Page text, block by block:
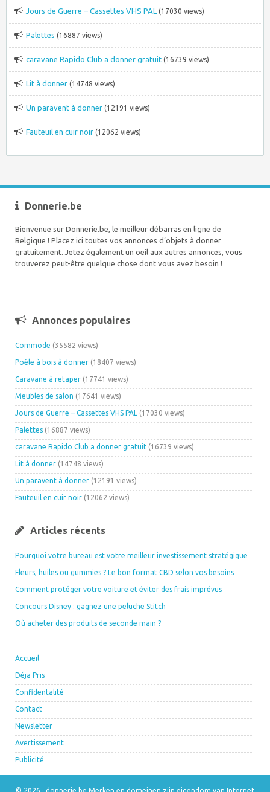
Jours de Guerre – Cassettes VHS PAL (17030 views)
Palettes (16887 views)
caravane Rapido Club a donner gratuit (16739 views)
Lit à donner (14748 views)
Un paravent à donner (12191 views)
Fauteuil en cuir noir (12062 views)
Donnerie.be
Bienvenue sur Donnerie.be, le meilleur débarras en ligne de
Belgique ! Placez ici toutes vos annonces d’objets à donner
gratuitement. Jetez également un oeil aux autres annonces, vous
trouverez peut-être quelque chose dont vous avez besoin !
Annonces populaires
Commode (35582 views)
Poêle à bois à donner (18407 views)
Caravane à retaper (17741 views)
Meubles de salon (17641 views)
Jours de Guerre – Cassettes VHS PAL (17030 views)
Palettes (16887 views)
caravane Rapido Club a donner gratuit (16739 views)
Lit à donner (14748 views)
Un paravent à donner (12191 views)
Fauteuil en cuir noir (12062 views)
Articles récents
Pourquoi votre bureau est votre meilleur investissement stratégique
Fleurs, huiles ou gummies ? Le bon format CBD selon vos besoins
Comment protéger votre voiture et éviter des frais imprévus
Concours Disney : gagnez une peluche Stitch
Où acheter des produits de seconde main ?
Accueil
Déja Pris
Confidentalité
Contact
Newsletter
Avertissement
Publicité
© 2026 · donnerie.be Merken en domeinen zijn eigendom van Internet